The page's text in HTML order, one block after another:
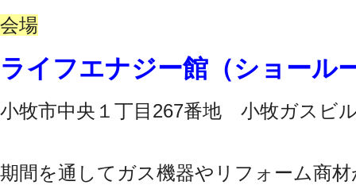
会場
ライフエナジー館（ショール
小牧市中央１丁目267番地 小牧ガスビ
期間を通してガス機器やリフォーム商